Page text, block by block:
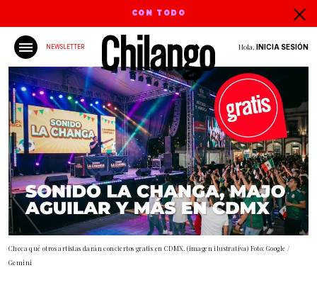
CON TODO
NEWSLETTER Hola, INICIA SESIÓN
Checa qué otros artistas darán conciertos gratis en CDMX. (imagen ilustrativa) Foto: Google /
Gemini